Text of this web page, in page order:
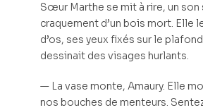
Sœur Marthe se mit à rire, un son
craquement d’un bois mort. Elle
d’os, ses yeux fixés sur le
dessinait des visages hurlants.
— La vase monte, Amaury. Elle
nos bouches de menteurs.